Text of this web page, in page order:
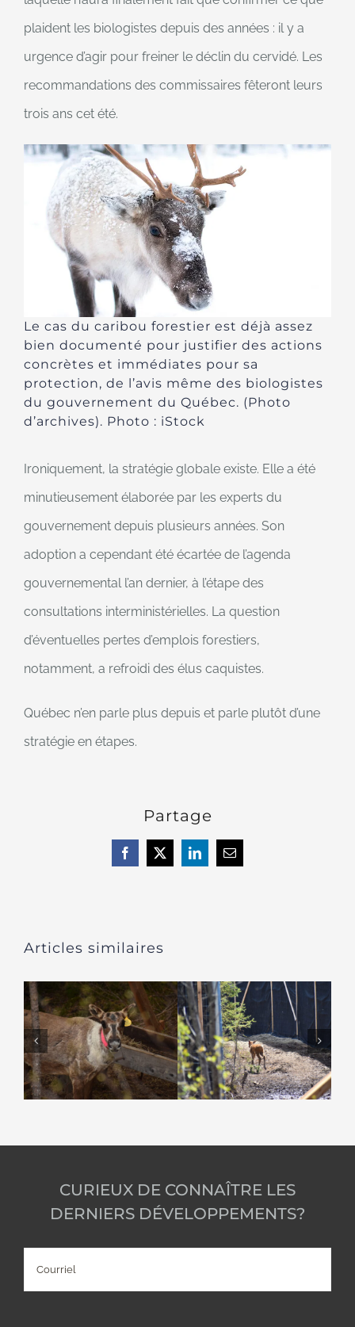
plaident les biologistes depuis des années : il y a
urgence d’agir pour freiner le déclin du cervidé. Les
recommandations des commissaires fêteront leurs
trois ans cet été.
Le cas du caribou forestier est déjà assez
bien documenté pour justifier des actions
concrètes et immédiates pour sa
protection, de l’avis même des biologistes
du gouvernement du Québec. (Photo
d’archives). Photo : iStock
Ironiquement, la stratégie globale existe. Elle a été
minutieusement élaborée par les experts du
gouvernement depuis plusieurs années. Son
adoption a cependant été écartée de l’agenda
gouvernemental l’an dernier, à l’étape des
consultations interministérielles. La question
d’éventuelles pertes d’emplois forestiers,
notamment, a refroidi des élus caquistes.
Québec n’en parle plus depuis et parle plutôt d’une
stratégie en étapes.
Partage
Facebook
X LinkedInCourriel
Articles similaires
CURIEUX DE CONNAÎTRE LES
DERNIERS DÉVELOPPEMENTS?